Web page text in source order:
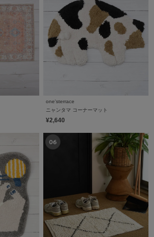
one'sterrace
ニャンタマ コーナーマット
¥2,640